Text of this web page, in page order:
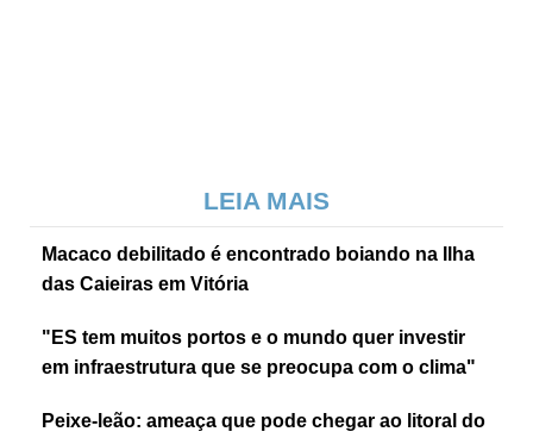
LEIA MAIS
Macaco debilitado é encontrado boiando na Ilha
das Caieiras em Vitória
"ES tem muitos portos e o mundo quer investir
em infraestrutura que se preocupa com o clima"
Peixe-leão: ameaça que pode chegar ao litoral do